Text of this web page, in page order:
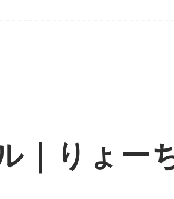
｜りょー